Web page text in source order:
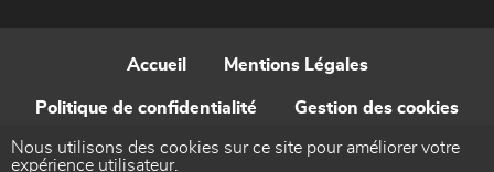
Accueil Mentions Légales
Politique de confidentialité Gestion des cookies
Contact
Nous utilisons des cookies sur ce site pour améliorer votre
expérience utilisateur.